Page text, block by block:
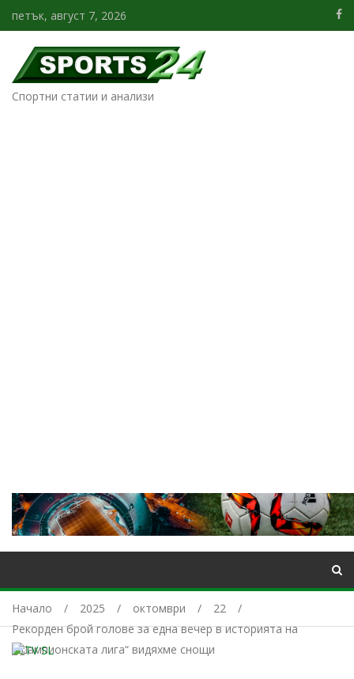
петък, август 7, 2026
Спортни статии и анализи
Начало 2025 октомври
22
Рекорден брой голове за една вечер в историята на
„Шампионската лига“ видяхме снощи